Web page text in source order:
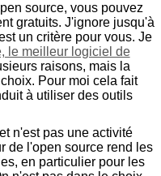
source, vous pouvez
gratuits. J'ignore jusqu'à
un critère pour vous. Je
le meilleur logiciel de
raisons, mais la
Pour moi cela fait
à utiliser des outils
n'est pas une activité
de l'open source rend les
en particulier pour les